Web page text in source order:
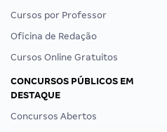
Cursos por Professor
Oficina de Redação
Cursos Online Gratuitos
CONCURSOS PÚBLICOS EM
DESTAQUE
Concursos Abertos